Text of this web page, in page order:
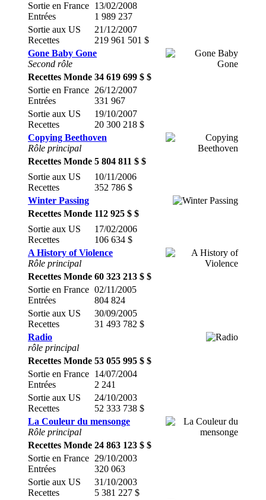
Sortie en France
Entrées
13/02/2008
1 989 237
Sortie aux US
Recettes
21/12/2007
219 961 501 $
Gone Baby Gone
Second rôle
Recettes Monde 34 619 699 $ $
Sortie en France
Entrées
26/12/2007
331 967
Sortie aux US
Recettes
19/10/2007
20 300 218 $
Copying Beethoven
Rôle principal
Recettes Monde 5 804 811 $ $
Sortie aux US
Recettes
10/11/2006
352 786 $
Winter Passing
Recettes Monde 112 925 $ $
Sortie aux US
Recettes
17/02/2006
106 634 $
A History of Violence
Rôle principal
Recettes Monde 60 323 213 $ $
Sortie en France
Entrées
02/11/2005
804 824
Sortie aux US
Recettes
30/09/2005
31 493 782 $
Radio
rôle principal
Recettes Monde 53 055 995 $ $
Sortie en France
Entrées
14/07/2004
2 241
Sortie aux US
Recettes
24/10/2003
52 333 738 $
La Couleur du mensonge
Rôle principal
Recettes Monde 24 863 123 $ $
Sortie en France
Entrées
29/10/2003
320 063
Sortie aux US
Recettes
31/10/2003
5 381 227 $